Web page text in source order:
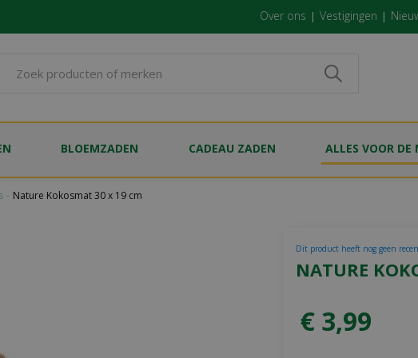
Nature Kokosmat 30 x 19 cm
Over ons Vestigingen
BLOEMZADEN CADEAU ZADEN ALLES VOOR DE
NATURE
Dit product heeft nog geen
€ 3,99